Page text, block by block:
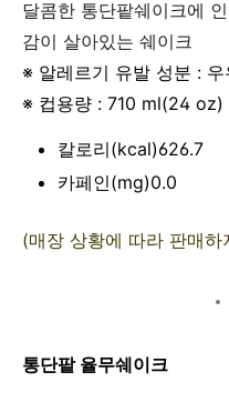
달콤한 통단팥쉐이크에
감이 살아있는 쉐이크
※ 알레르기 유발 성분 : 우
※ 컵용량 : 710 ml(24 oz)
칼로리(kcal)626.7
카페인(mg)0.0
(매장 상황에 따라 판매
통단팥 율무쉐이크